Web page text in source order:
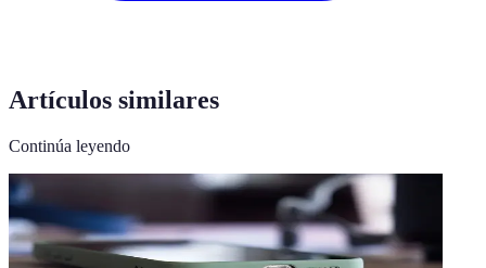
Artículos similares
Continúa leyendo